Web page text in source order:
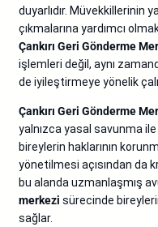
duyarlıdır. Müvekkillerinin
çıkmalarına yardımcı
Çankırı Geri Gönderme
işlemleri değil, aynı
de iyileştirmeye yönelik
Çankırı Geri Gönderme
yalnızca yasal savunma ile
bireylerin haklarının
yönetilmesi açısından da
bu alanda uzmanlaşmış
merkezi sürecinde
sağlar.